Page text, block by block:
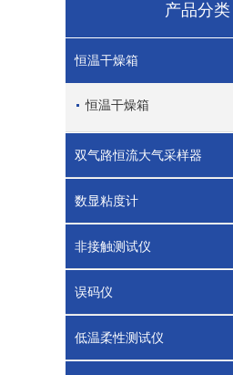
产品分类
恒温干燥箱
恒温干燥箱
双气路恒流大气采样器
数显粘度计
非接触测试仪
误码仪
低温柔性测试仪